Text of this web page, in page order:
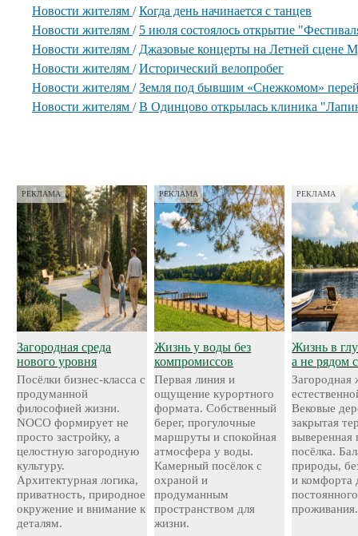
Новости жителям /Когда день начинается с танцев
Новости жителям / 5 июля состоялось открытие
Новости жителям / Джазовые концерты на Летней сцене
Новости жителям /Исторический велопробег
Новости жителям /Земля под бывшим «Снежкомом»
Новости жителям /В Одинцово открылась клиника
РЕКЛАМА
Загородная среда
нового уровня
Посёлки бизнес-класса с
продуманной
философией жизни.
NOCO формирует не
просто застройку, а
целостную загородную
культуру.
Архитектурная логика,
приватность, природное
окружение и внимание к
деталям.
РЕКЛАМА
Жизнь у воды без
компромиссов
Первая линия и
ощущение курортного
формата. Собственный
берег, прогулочные
маршруты и спокойная
атмосфера у воды.
Камерный посёлок с
охраной и
продуманным
пространством для
жизни.
РЕКЛАМА
Жизнь в
а не рядом
Загородная
Вековые
закрытая
выверенная
посёлка.
природы,
и комфорта
постоянного
проживания.